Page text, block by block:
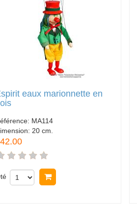
eaux marionnette en
MA114
20 cm.